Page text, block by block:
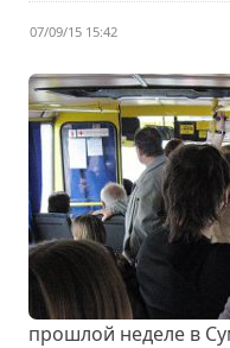
07/09/15 15:42
прошлой неделе в